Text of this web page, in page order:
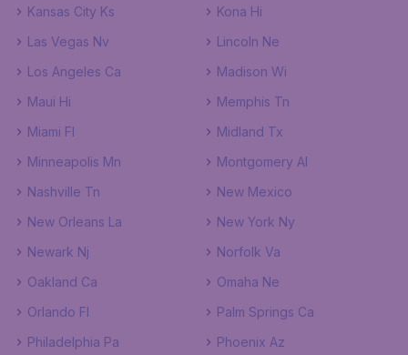
Kansas City Ks
Kona Hi
Las Vegas Nv
Lincoln Ne
Los Angeles Ca
Madison Wi
Maui Hi
Memphis Tn
Miami Fl
Midland Tx
Minneapolis Mn
Montgomery Al
Nashville Tn
New Mexico
New Orleans La
New York Ny
Newark Nj
Norfolk Va
Oakland Ca
Omaha Ne
Orlando Fl
Palm Springs Ca
Philadelphia Pa
Phoenix Az